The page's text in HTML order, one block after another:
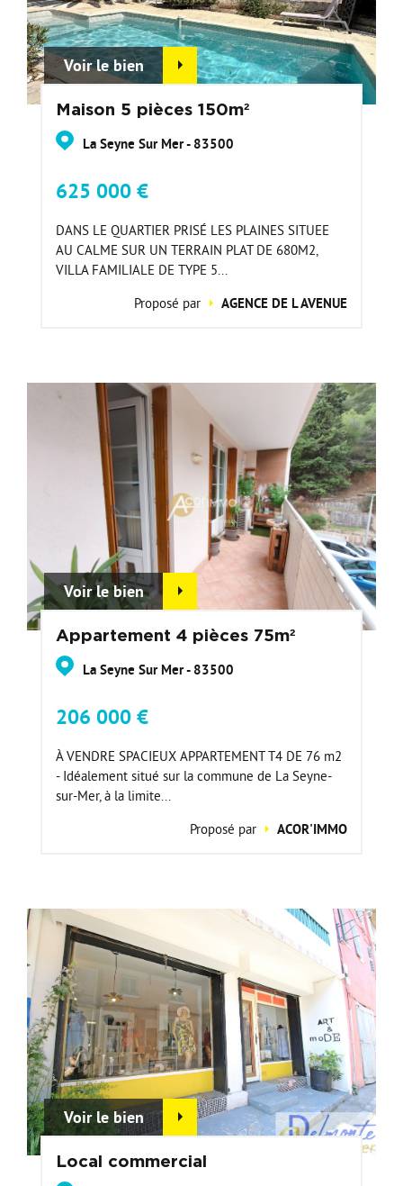
Voir le bien
Maison 5 pièces 150m²
La Seyne Sur Mer - 83500
625 000 €
DANS LE QUARTIER PRISÉ LES PLAINES SITUEE
AU CALME SUR UN TERRAIN PLAT DE 680M2,
VILLA FAMILIALE DE TYPE 5...
Proposé par
AGENCE DE L AVENUE
Voir le bien
Appartement 4 pièces 75m²
La Seyne Sur Mer - 83500
206 000 €
À VENDRE SPACIEUX APPARTEMENT T4 DE 76 m2
- Idéalement situé sur la commune de La Seyne-
sur-Mer, à la limite...
Proposé par
ACOR'IMMO
Voir le bien
Local commercial